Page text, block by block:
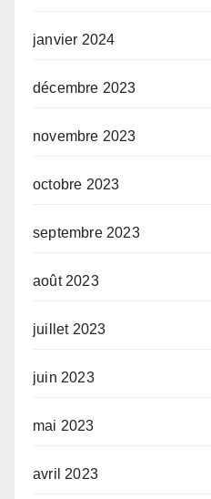
janvier 2024
décembre 2023
novembre 2023
octobre 2023
septembre 2023
août 2023
juillet 2023
juin 2023
mai 2023
avril 2023